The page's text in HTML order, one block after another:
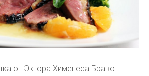
от Эктора Хименеса Браво